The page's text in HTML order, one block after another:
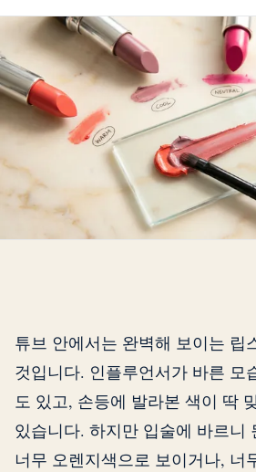
튜브 안에서는 완벽해 보이는 립
것입니다. 인플루언서가 바른 모
도 있고, 손등에 발라본 색이 딱
있습니다. 하지만 입술에 바르니
너무 오렌지색으로 보이거나, 너